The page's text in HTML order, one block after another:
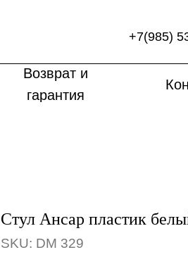
+7(985)
Возврат и
гарантия
Стул Ансар пластик
SKU: DM 329